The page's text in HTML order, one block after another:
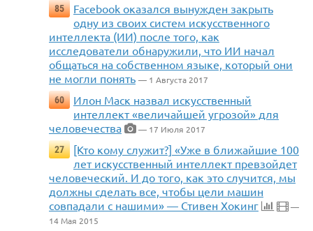
85
Facebook оказался вынужден закрыть
одну из своих систем искусственного
интеллекта (ИИ) после того, как
исследователи обнаружили, что ИИ начал
общаться на собственном языке, который они
не могли понять — 1 Августа 2017
60
Илон Маск назвал искусственный
интеллект «величайшей угрозой» для
человечества
— 17 Июля 2017
27
[Кто кому служит?] «Уже в ближайшие 100
лет искусственный интеллект превзойдет
человеческий. И до того, как это случится, мы
должны сделать все, чтобы цели машин
совпадали с нашими» — Стивен Хокинг
—
14 Мая 2015